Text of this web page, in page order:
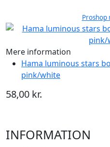
Proshop
Mere information
Hama luminous stars
pink/white
58,00 kr.
INFORMATION